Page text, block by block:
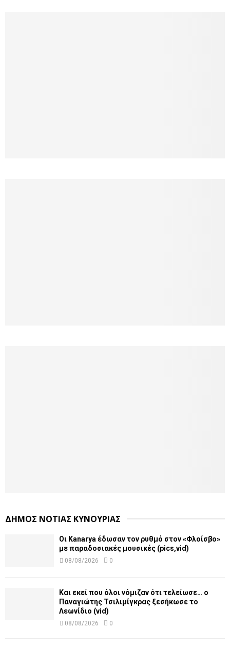
ΔΗΜΟΣ ΝΟΤΙΑΣ ΚΥΝΟΥΡΙΑΣ
Οι Kanarya έδωσαν τον ρυθμό στον «Φλοίσβο»
με παραδοσιακές μουσικές (pics,vid)
08/08/2026 0
Και εκεί που όλοι νόμιζαν ότι τελείωσε… ο
Παναγιώτης Τσιλιμίγκρας ξεσήκωσε το
Λεωνίδιο (vid)
08/08/2026 0